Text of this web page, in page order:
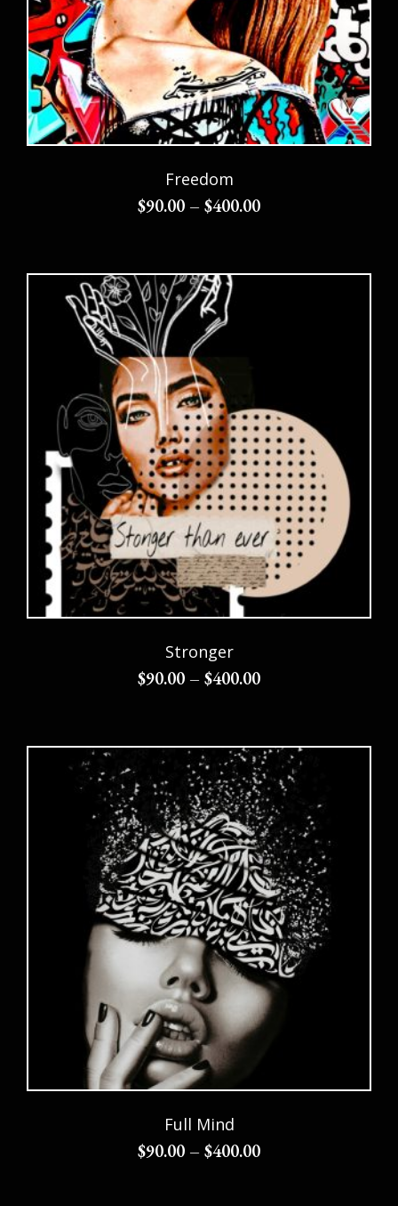
Freedom
$90.00 –$400.00
Stronger
$90.00 –$400.00
Full Mind
$90.00 –$400.00